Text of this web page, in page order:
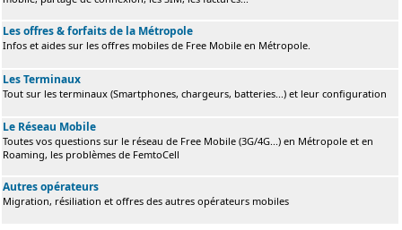
Les offres & forfaits de la Métropole
Infos et aides sur les offres mobiles de Free Mobile en Métropole.
Les Terminaux
Tout sur les terminaux (Smartphones, chargeurs, batteries...) et leur configuration
Le Réseau Mobile
Toutes vos questions sur le réseau de Free Mobile (3G/4G...) en Métropole et en
Roaming, les problèmes de FemtoCell
Autres opérateurs
Migration, résiliation et offres des autres opérateurs mobiles